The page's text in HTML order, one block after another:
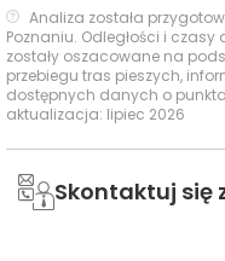
Poznań Górczyn
Kordeckiego
Analiza została
Poznaniu. Odległości i
zostały oszacowane na
przebiegu tras pieszych,
dostępnych danych o
aktualizacja: lipiec 2026
Skontaktuj się